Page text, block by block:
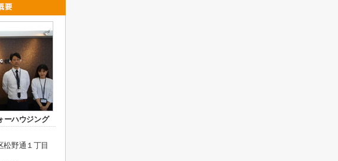
ーハウジング
松野通１丁目